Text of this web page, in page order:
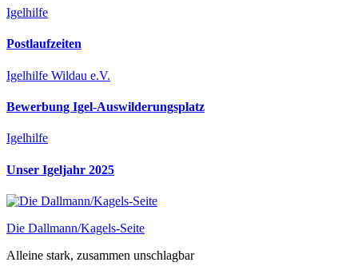
Igelhilfe
Postlaufzeiten
Igelhilfe Wildau e.V.
Bewerbung Igel-Auswilderungsplatz
Igelhilfe
Unser Igeljahr 2025
Die Dallmann/Kagels-Seite
Alleine stark, zusammen unschlagbar